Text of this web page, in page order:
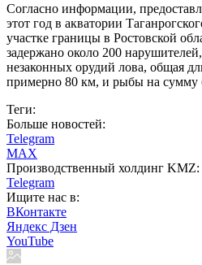
Согласно информации,
этот год в акватории
участке границы в Ростовской
задержано около 200
незаконных орудий лова, общая
примерно 80 км, и рыбы на сумму
Теги:
Больше новостей:
Telegram
MAX
Производственный холдинг KMZ:
Telegram
Ищите нас в:
ВКонтакте
Яндекс Дзен
YouTube